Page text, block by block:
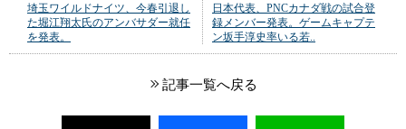
埼玉ワイルドナイツ、今春引退し
た堀江翔太氏のアンバサダー就任
を発表。
日本代表、PNCカナダ戦の試合登
録メンバー発表。ゲームキャプテ
ン坂手淳史率いる若..
記事一覧へ戻る